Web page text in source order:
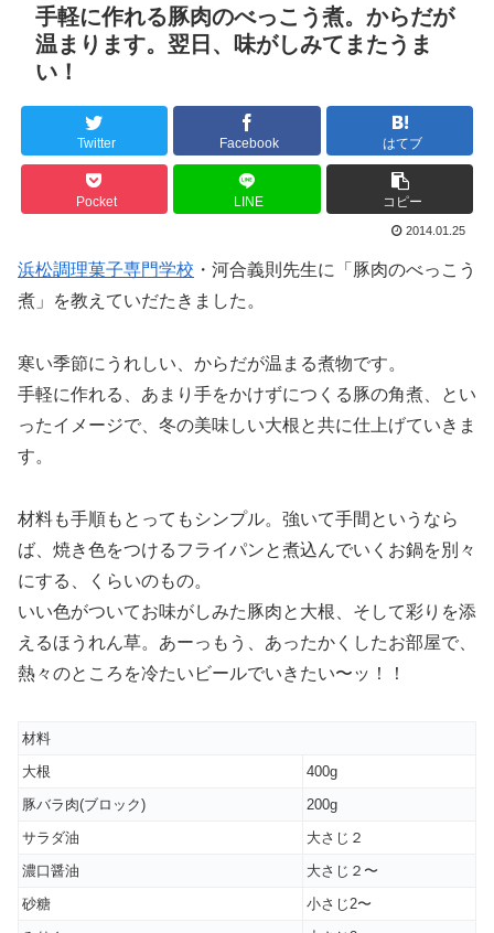
手軽に作れる豚肉のべっこう煮。からだが
温まります。翌日、味がしみてまたうま
い！
Twitter Facebook はてブ
Pocket LINE コピー
2014.01.25
浜松調理菓子専門学校 ・河合義則先生に「豚肉のべっこう
煮」を教えていだたきました。
寒い季節にうれしい、からだが温まる煮物です。
手軽に作れる、あまり手をかけずにつくる豚の角煮、とい
ったイメージで、冬の美味しい大根と共に仕上げていきま
す。
材料も手順もとってもシンプル。強いて手間というなら
ば、焼き色をつけるフライパンと煮込んでいくお鍋を別々
にする、くらいのもの。
いい色がついてお味がしみた豚肉と大根、そして彩りを添
えるほうれん草。あーっもう、あったかくしたお部屋で、
熱々のところを冷たいビールでいきたい〜ッ！！
材料
大根
400g
豚バラ肉(ブロック)
200g
サラダ油
大さじ２
濃口醤油
大さじ２〜
砂糖
小さじ2〜